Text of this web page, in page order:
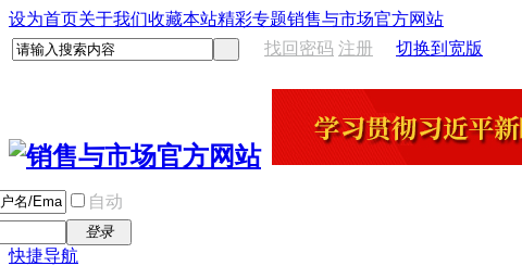
设为首页关于我们收藏本站精彩专题销售与市场官方网站
找回密码 注册 切换到宽版
自动
登录
快捷导航